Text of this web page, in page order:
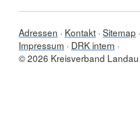
Adressen Kontakt Sitemap
Impressum
DRK intern
© 2026 Kreisverband Landau